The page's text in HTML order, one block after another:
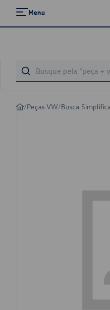
Menu
/Peças VW/Busca